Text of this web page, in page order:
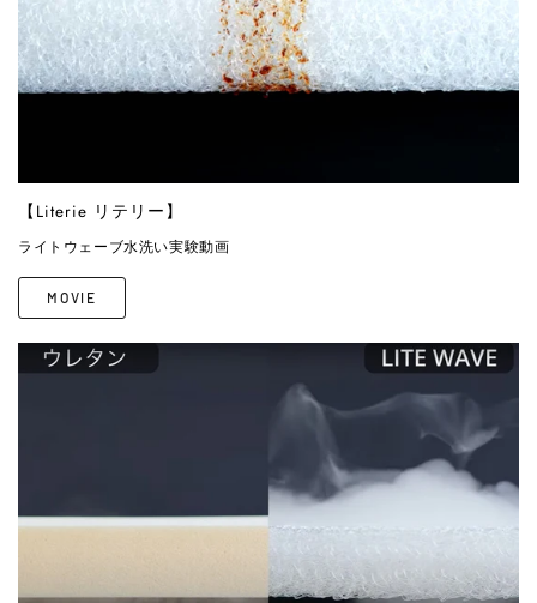
【Literie リテリー】
ライトウェーブ水洗い実験動画
MOVIE